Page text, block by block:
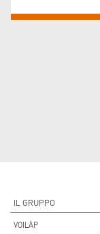
IL GRUPPO
VOILÀP